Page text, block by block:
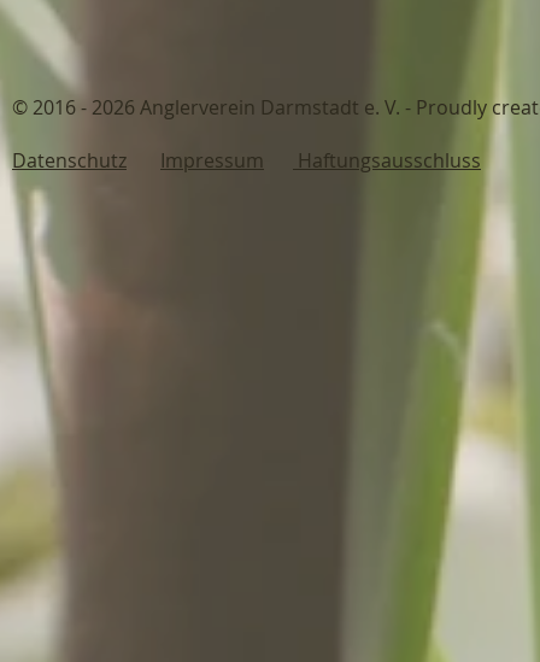
© 2016 - 2026 Anglerverein
Datenschutz
Impressum Haftungsausschluss